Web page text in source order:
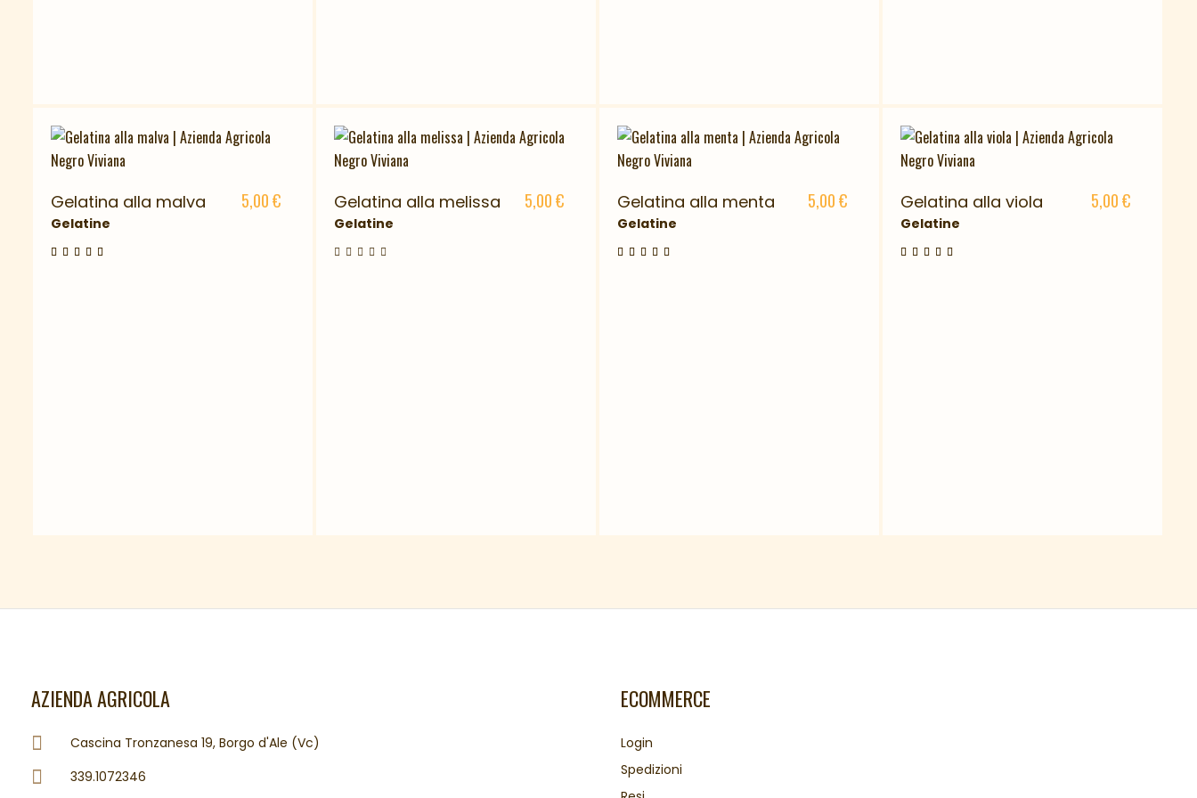
Gelatina alla malva
Gelatine
5,00€ Gelatina alla melissa
Gelatine
5,00€ Gelatina alla menta
Gelatine
5,00€ Gelatina alla viola
Gelatine
5,00€
AZIENDA AGRICOLA
Cascina Tronzanesa 19, Borgo d'Ale (Vc)
339.1072346
ECOMMERCE
Login
Spedizioni